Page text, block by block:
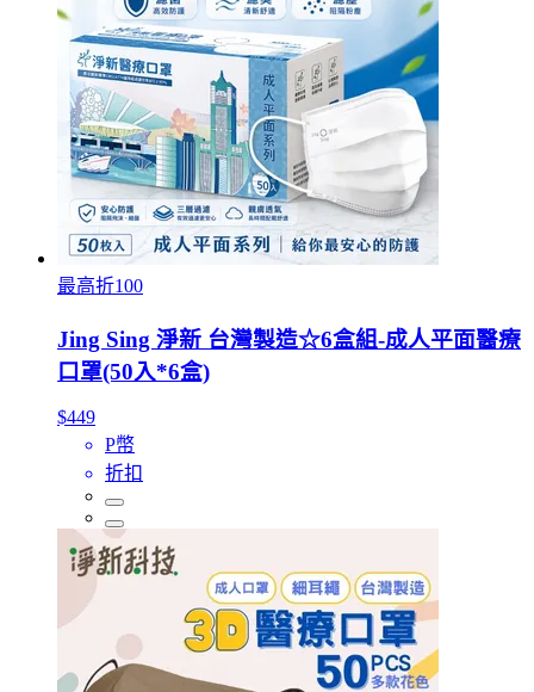
最高折100
Jing Sing 淨新 台灣製造☆6盒組-成人平面醫療
口罩(50入*6盒)
$449
P幣
折扣